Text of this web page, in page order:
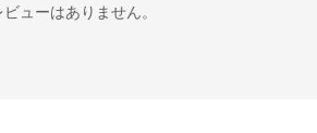
ビューはありません。